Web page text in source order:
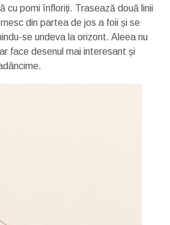
cu pomi înfloriți. Trasează două linii
din partea de jos a foii și se
se undeva la orizont. Aleea nu
face desenul mai interesant și